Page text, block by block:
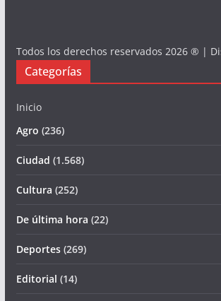
Todos los derechos reservados 2026 ® |
Categorías
Inicio
Agro (236)
Ciudad (1.568)
Cultura (252)
De última hora (22)
Deportes(269)
Editorial (14)